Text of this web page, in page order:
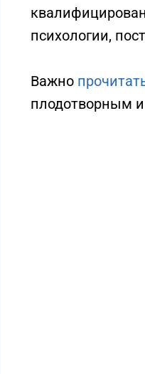
психологии,
Важно
плодотворным